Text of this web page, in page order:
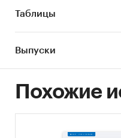
Таблицы
Выпуски
Похожие